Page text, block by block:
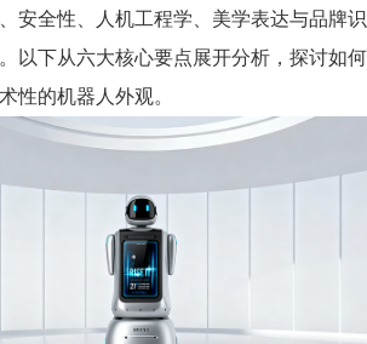
安全性、人机工程学、美学表达与品牌识
以下从六大核心要点展开分析，探讨如何
性的机器人外观。